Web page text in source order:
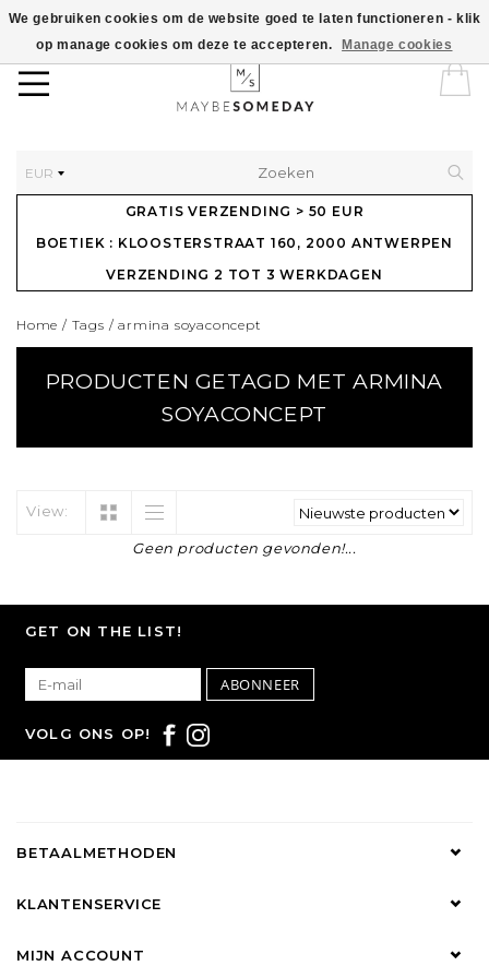
EUR
GRATIS VERZENDING > 50 EUR
BOETIEK : KLOOSTERSTRAAT 160, 2000 ANTWERPEN
VERZENDING 2 TOT 3 WERKDAGEN
Home / Tags /armina soyaconcept
PRODUCTEN GETAGD MET ARMINA
SOYACONCEPT
View:
Geen producten gevonden!...
We gebruiken cookies om de website goed te laten functioneren - klik
op manage cookies om deze te accepteren.
Manage cookies
GET ON THE LIST!
ABONNEER
VOLG ONS OP!
BETAALMETHODEN
KLANTENSERVICE
MIJN ACCOUNT